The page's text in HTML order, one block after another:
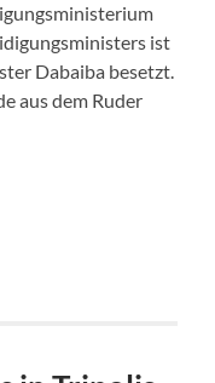
ist
Dabaiba besetzt.
aus dem Ruder